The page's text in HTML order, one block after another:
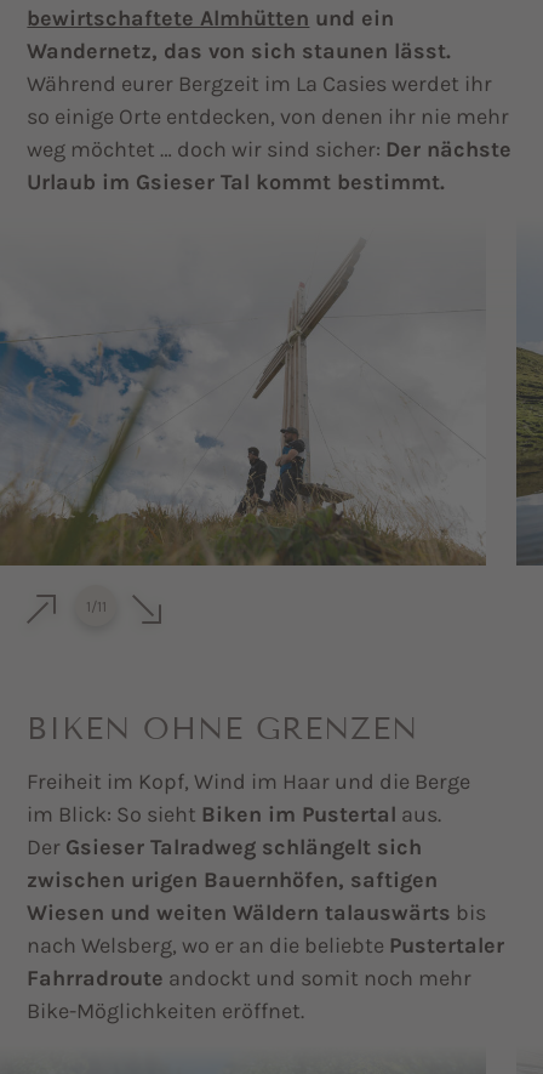
bewirtschaftete Almhütten und ein
Wandernetz, das von sich staunen lässt.
Während eurer Bergzeit im La Casies werdet ihr
so einige Orte entdecken, von denen ihr nie mehr
weg möchtet … doch wir sind sicher: Der nächste
Urlaub im Gsieser Tal kommt bestimmt.
1 /11
BIKEN OHNE GRENZEN
Freiheit im Kopf, Wind im Haar und die Berge
im Blick: So sieht Biken im Pustertal aus.
Der Gsieser Talradweg schlängelt sich
zwischen urigen Bauernhöfen, saftigen
Wiesen und weiten Wäldern talauswärts bis
nach Welsberg, wo er an die beliebte Pustertaler
Fahrradroute andockt und somit noch mehr
Bike-Möglichkeiten eröffnet.